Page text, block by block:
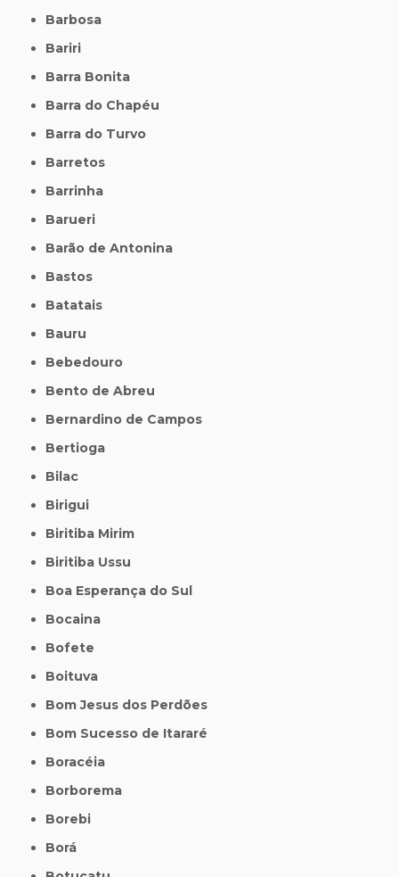
Barbosa
Bariri
Barra Bonita
Barra do Chapéu
Barra do Turvo
Barretos
Barrinha
Barueri
Barão de Antonina
Bastos
Batatais
Bauru
Bebedouro
Bento de Abreu
Bernardino de Campos
Bertioga
Bilac
Birigui
Biritiba Mirim
Biritiba Ussu
Boa Esperança do Sul
Bocaina
Bofete
Boituva
Bom Jesus dos Perdões
Bom Sucesso de Itararé
Boracéia
Borborema
Borebi
Borá